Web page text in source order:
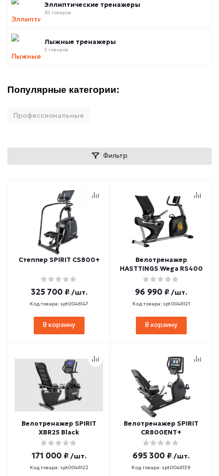
Эллиптические тренажеры
82 товаров
Лыжные тренажеры
5 товаров
Популярные категории:
Профессиональные
Фильтр
Степпер SPIRIT CS800+
325 700 ₽ /шт.
Код товара: spt0046147
В корзину
Велотренажер
HASTTINGS Wega RS400
96 990 ₽ /шт.
Код товара: spt0046121
В корзину
Велотренажер SPIRIT
XBR25 Black
171 000 ₽ /шт.
Код товара: spt0046122
Велотренажер SPIRIT
CR800ENT+
695 300 ₽ /шт.
Код товара: spt0046139